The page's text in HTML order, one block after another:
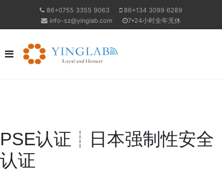
86+0755 3355 9063
86+134 3099 6289
info-sz@yinglab.com
7*24小时全年无休
PSE认证┊日本强制性安全
认证